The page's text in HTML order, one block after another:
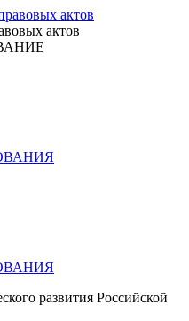
актов
развития Российской